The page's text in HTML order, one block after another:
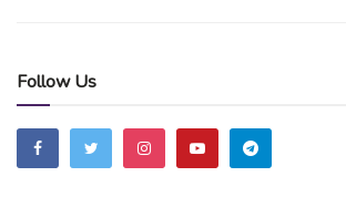
Follow Us